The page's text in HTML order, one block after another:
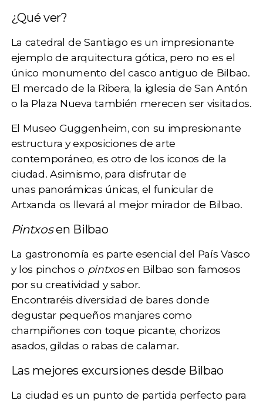
¿Qué ver?
La catedral de Santiago es un impresionante
ejemplo de arquitectura gótica, pero no es el
único monumento del casco antiguo de Bilbao.
El mercado de la Ribera, la iglesia de San Antón
o la Plaza Nueva también merecen ser visitados.
El Museo Guggenheim, con su impresionante
estructura y exposiciones de arte
contemporáneo, es otro de los iconos de la
ciudad. Asimismo, para disfrutar de
unas panorámicas únicas, el funicular de
Artxanda os llevará al mejor mirador de Bilbao.
Pintxosen Bilbao
La gastronomía es parte esencial del País Vasco
y los pinchos o pintxosen Bilbao son famosos
por sucreatividad y sabor.
Encontraréis diversidad de bares donde
degustar pequeños manjares como
champiñones con toque picante, chorizos
asados, gildas o rabas de calamar.
Las mejores excursiones desde Bilbao
La ciudad es un punto de partida perfecto para